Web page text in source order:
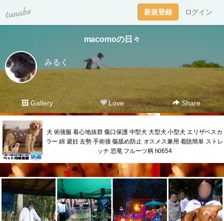
tuna.be 新規登録 ログイン
macomoの日々
みるく
Gallery Love Share
犬 術後服 着心地抜群 傷口保護 中型犬 大型犬 小型犬 エリザベスカ
ラー 綿 避妊 去勢 手術後 傷舐め防止 オスメス兼用 着脱簡単 ストレ
ッチ 恐竜 フルーツ柄 h0654